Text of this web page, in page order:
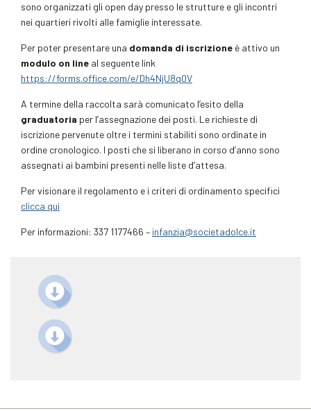
sono organizzati gli open day presso le strutture e gli incontri
nei quartieri rivolti alle famiglie interessate.
Per poter presentare una domanda di iscrizione è attivo un
modulo on line al seguente link
https://forms.office.com/e/Dh4NjU8q0V
A termine della raccolta sarà comunicato l’esito della
graduatoria per l’assegnazione dei posti. Le richieste di
iscrizione pervenute oltre i termini stabiliti sono ordinate in
ordine cronologico. I posti che si liberano in corso d’anno sono
assegnati ai bambini presenti nelle liste d’attesa.
Per visionare il regolamento e i criteri di ordinamento specifici
clicca qui
Per informazioni: 337 1177466 – infanzia@societadolce.it